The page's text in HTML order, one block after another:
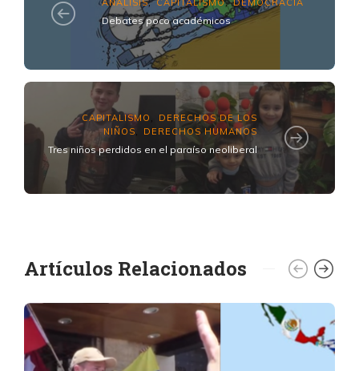
ANÁLISIS,CAPITALISMO,DEMOCRACIA
Debates poco académicos
CAPITALISMO
DERECHOS DE LOS
NIÑOS
DERECHOS HUMANOS
Tres niños perdidos en el paraíso neoliberal
Artículos Relacionados